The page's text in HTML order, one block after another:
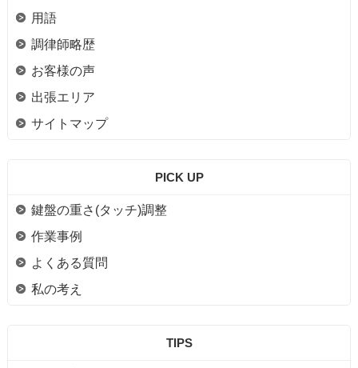
用語
調律師略歴
お客様の声
出張エリア
サイトマップ
PICK UP
鍵盤の重さ(タッチ)調整
作業事例
よくある質問
私の考え
TIPS